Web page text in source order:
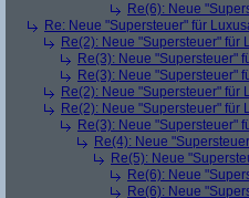
Re(6): Neue
Re: Neue "Supersteuer" für
Re(2): Neue "Supersteuer" für
Re(3): Neue "Supersteuer"
Re(3): Neue "Supersteuer"
Re(2): Neue "Supersteuer" für
Re(2): Neue "Supersteuer" für
Re(3): Neue "Supersteuer"
Re(4): Neue
Re(5): Neue
Re(6): Neue
Re(6): Neue